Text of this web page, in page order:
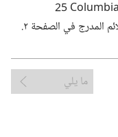
ما يلي